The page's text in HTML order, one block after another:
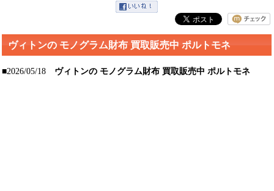
ヴィトンの モノグラム財布 買取販売中 ポルトモネ
■2026/05/18 ヴィトンの モノグラム財布 買取販売中 ポルトモネ